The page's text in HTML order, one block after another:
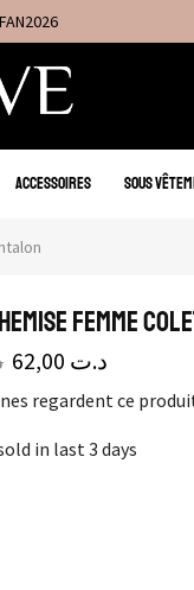
ACCESSOIRES SOUS
Femme
د.ت
regardent ce
in last 3 days